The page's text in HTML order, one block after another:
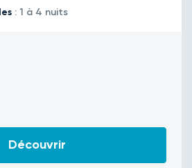
: 1 à 4 nuits
Découvrir